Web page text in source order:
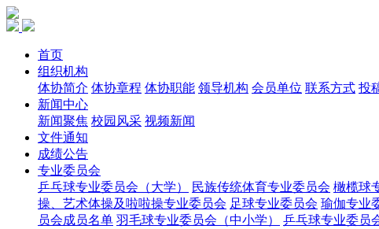
首页
组织机构
体协简介 体协章程 体协职能 领导机构 会员单位 联系方式 投
新闻中心
新闻聚焦 校园风采 视频新闻
文件通知
成绩公告
专业委员会
乒乓球专业委员会（大学）
民族传统体育专业委员会 橄榄球
操、艺术体操及啦啦操专业委员会 足球专业委员会 瑜伽专业
员会成员名单 羽毛球专业委员会（中小学） 乒乓球专业委员